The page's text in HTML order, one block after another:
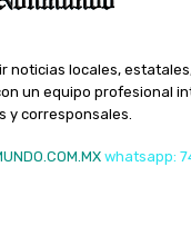
noticias locales,
un equipo profesional
y corresponsales.
whatsapp: